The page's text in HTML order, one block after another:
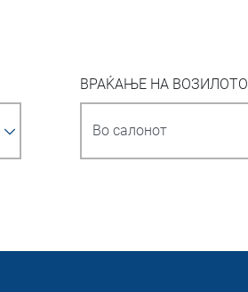
ВРАЌАЊЕ НА ВОЗИЛОТО